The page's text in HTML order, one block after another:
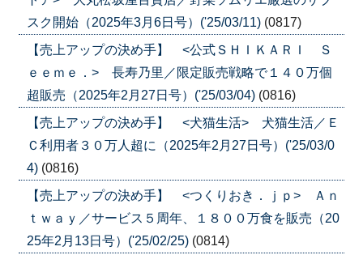
スク開始（2025年3月6日号）('25/03/11) (0817)
【売上アップの決め手】 <公式ＳＨＩＫＡＲＩ Ｓ
ｅｅｍｅ．> 長寿乃里／限定販売戦略で１４０万個
超販売（2025年2月27日号）('25/03/04) (0816)
【売上アップの決め手】 <犬猫生活> 犬猫生活／Ｅ
Ｃ利用者３０万人超に（2025年2月27日号）('25/03/0
4) (0816)
【売上アップの決め手】 <つくりおき．ｊｐ> Ａｎ
ｔｗａｙ／サービス５周年、１８００万食を販売（20
25年2月13日号）('25/02/25) (0814)